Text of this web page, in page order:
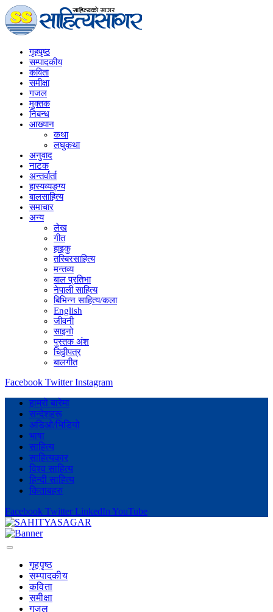
गृहपृष्‍ठ
सम्पादकीय
कविता
समीक्षा
गजल
मुक्तक
निबन्ध
आख्यान
कथा
लघुकथा
अनुवाद
नाटक
अन्तर्वार्ता
हास्यव्यङ्ग्य
बालसाहित्य
समाचार
अन्य
लेख
गीत
हाइकु
तस्बिरसाहित्य
मन्तव्य
बाल प्रतिभा
नेपाली साहित्य
बिभिन्न साहित्य/कला
English
जीवनी
साइनो
पुस्तक अंश
चिठ्ठीपत्र
बालगीत
Facebook Twitter Instagram
हाम्रो बारेमा
सन्देशहरू
अडिओ/भिडियो
भाषा
साहित्य
साहित्यकार
विश्व साहित्य
हिन्दी साहित्य
किताबहरु
Facebook Twitter LinkedIn YouTube
गृहपृष्‍ठ
सम्पादकीय
कविता
समीक्षा
गजल